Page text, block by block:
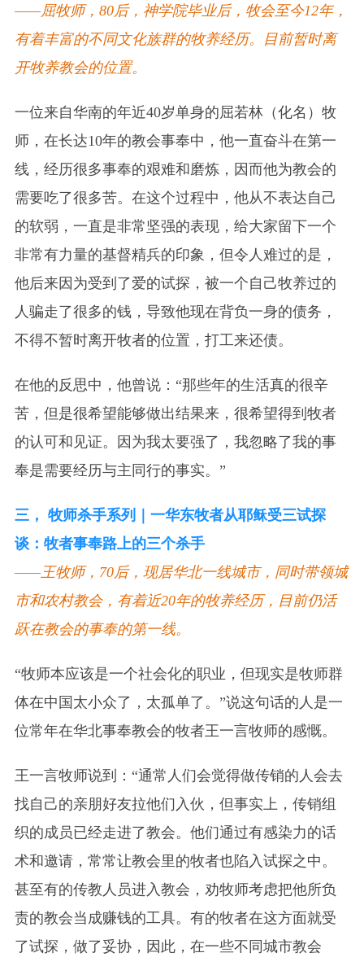
——屈牧师，80后，神学院毕业后，牧会至今12年，
有着丰富的不同文化族群的牧养经历。目前暂时离
开牧养教会的位置。
一位来自华南的年近40岁单身的屈若林（化名）牧
师，在长达10年的教会事奉中，他一直奋斗在第一
线，经历很多事奉的艰难和磨炼，因而他为教会的
需要吃了很多苦。在这个过程中，他从不表达自己
的软弱，一直是非常坚强的表现，给大家留下一个
非常有力量的基督精兵的印象，但令人难过的是，
他后来因为受到了爱的试探，被一个自己牧养过的
人骗走了很多的钱，导致他现在背负一身的债务，
不得不暂时离开牧者的位置，打工来还债。
在他的反思中，他曾说：“那些年的生活真的很辛
苦，但是很希望能够做出结果来，很希望得到牧者
的认可和见证。因为我太要强了，我忽略了我的事
奉是需要经历与主同行的事实。”
三， 牧师杀手系列｜一华东牧者从耶稣受三试探
谈：牧者事奉路上的三个杀手
——王牧师，70后，现居华北一线城市，同时带领城
市和农村教会，有着近20年的牧养经历，目前仍活
跃在教会的事奉的第一线。
“牧师本应该是一个社会化的职业，但现实是牧师群
体在中国太小众了，太孤单了。”说这句话的人是一
位常年在华北事奉教会的牧者王一言牧师的感慨。
王一言牧师说到：“通常人们会觉得做传销的人会去
找自己的亲朋好友拉他们入伙，但事实上，传销组
织的成员已经走进了教会。他们通过有感染力的话
术和邀请，常常让教会里的牧者也陷入试探之中。
甚至有的传教人员进入教会，劝牧师考虑把他所负
责的教会当成赚钱的工具。有的牧者在这方面就受
了试探，做了妥协，因此，在一些不同城市教会